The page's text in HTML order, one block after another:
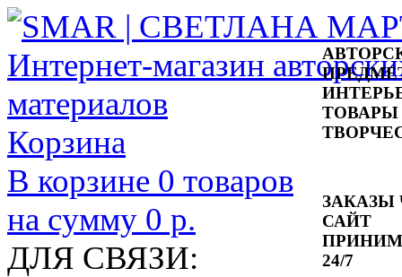
ТОВАРЫ
ЗАКАЗЫ
САЙТ
24/7
Корзина
В корзине 0 товаров
на сумму 0 р.
ДЛЯ СВЯЗИ: